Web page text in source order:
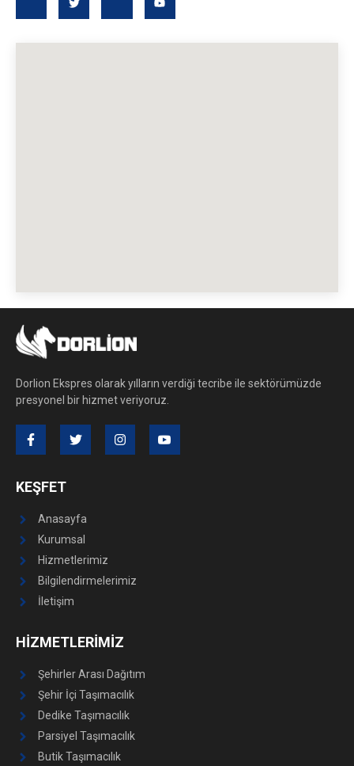
Dorlion Ekspres olarak yılların verdiği tecribe ile sektörümüzde
presyonel bir hizmet veriyoruz.
KEŞFET
Anasayfa
Kurumsal
Hizmetlerimiz
Bilgilendirmelerimiz
İletişim
HİZMETLERİMİZ
Şehirler Arası Dağıtım
Şehir İçi Taşımacılık
Dedike Taşımacılık
Parsiyel Taşımacılık
Butik Taşımacılık